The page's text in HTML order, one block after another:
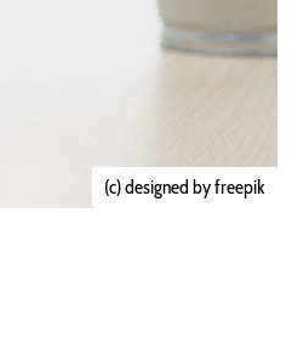
(c) designed by freepik